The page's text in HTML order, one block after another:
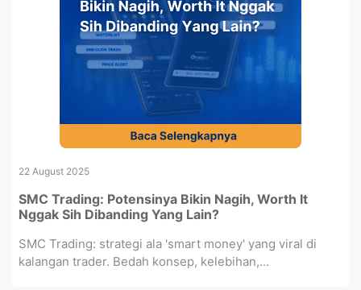
22 August 2025
SMC Trading: Potensinya Bikin Nagih, Worth It
Nggak Sih Dibanding Yang Lain?
SMC Trading: strategi ala 'smart money' yang viral di
kalangan trader. Bedah konsep, kelebihan,...